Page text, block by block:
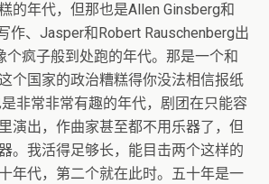
的年代，但那也是Allen Ginsberg和
作、Jasper和Robert Rauschenberg出
个疯子般到处跑的年代。那是一个和
个国家的政治糟糕得你没法相信报纸
非常非常有趣的年代，剧团在只能容
演出，作曲家甚至都不用乐器了，但
。我活得足够长，能目击两个这样的
年代，第二个就在此时。五十年是一